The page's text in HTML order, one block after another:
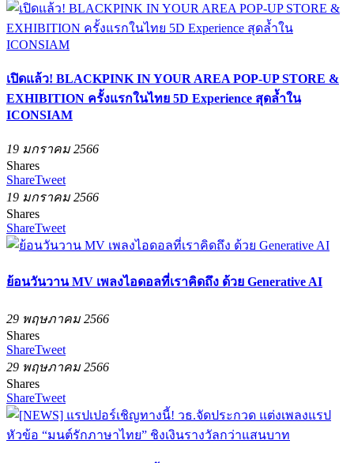
เปิดแล้ว! BLACKPINK IN YOUR AREA POP-UP STORE &
EXHIBITION ครั้งแรกในไทย 5D Experience สุดล้ำใน
ICONSIAM
19 มกราคม 2566
Shares
ShareTweet
19 มกราคม 2566
Shares
ShareTweet
ย้อนวันวาน MV เพลงไอดอลที่เราคิดถึง ด้วย Generative AI
29 พฤษภาคม 2566
Shares
ShareTweet
29 พฤษภาคม 2566
Shares
ShareTweet